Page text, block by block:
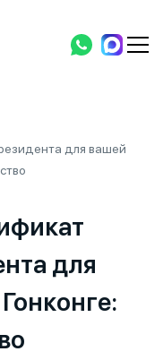
для вашей
для